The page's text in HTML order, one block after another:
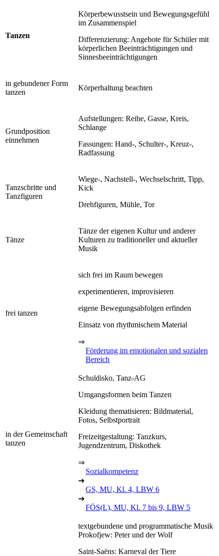
Tanzen
Körperbewusstsein und Bewegungsgefühl
im Zusammenspiel
Differenzierung: Angebote für Schüler mit
körperlichen Beeinträchtigungen und
Sinnesbeeinträchtigungen
in gebundener Form
tanzen
Körperhaltung beachten
Grundposition
einnehmen
Aufstellungen: Reihe, Gasse, Kreis,
Schlange
Fassungen: Hand-, Schulter-, Kreuz-,
Radfassung
Tanzschritte und
Tanzfiguren
Wiege-, Nachstell-, Wechselschritt, Tipp,
Kick
Drehfiguren, Mühle, Tor
Tänze
Tänze der eigenen Kultur und anderer
Kulturen zu traditioneller und aktueller
Musik
frei tanzen
sich frei im Raum bewegen
experimentieren, improvisieren
eigene Bewegungsabfolgen erfinden
Einsatz von rhythmischem Material
⇒
Förderung im emotionalen und sozialen
Bereich
in der Gemeinschaft
tanzen
Schuldisko, Tanz-AG
Umgangsformen beim Tanzen
Kleidung thematisieren: Bildmaterial,
Fotos, Selbstportrait
Freizeitgestaltung: Tanzkurs,
Jugendzentrum, Diskothek
⇒
Sozialkompetenz
➔
GS, MU, Kl. 4, LBW 6
➔
FÖS(L), MU, Kl. 7 bis 9, LBW 5
textgebundene und programmatische Musik
Prokofjew: Peter und der Wolf
Saint-Saëns: Karneval der Tiere